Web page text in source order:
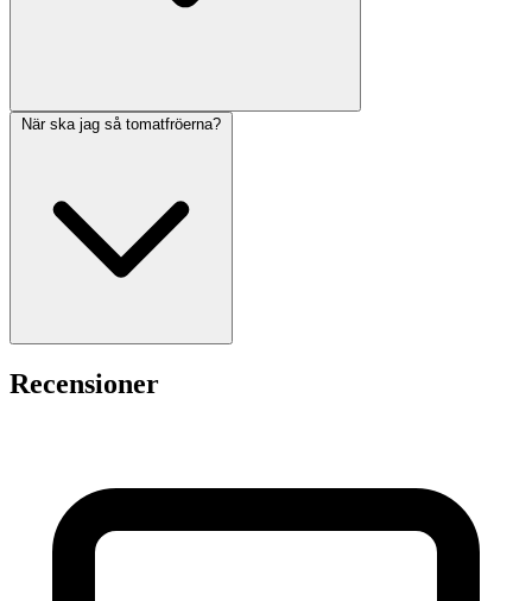
När ska jag så tomatfröerna?
Recensioner